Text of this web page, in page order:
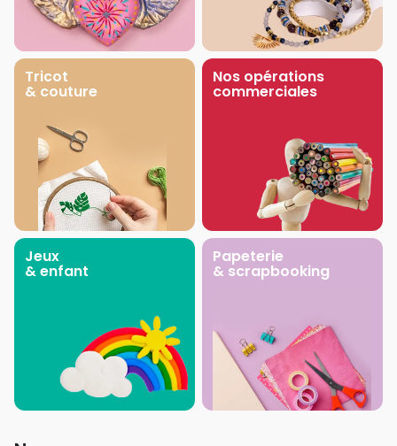
Tricot
& couture
Nos opérations
commerciales
Jeux
& enfant
Papeterie
& scrapbooking